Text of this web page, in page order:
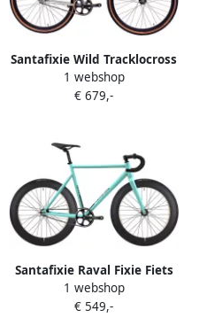
Santafixie Wild Tracklocross
Fixie Fiets Silver
1 webshop
€ 679,-
Santafixie Raval Fixie Fiets
Hydrozoa 60mm
1 webshop
€ 549,-